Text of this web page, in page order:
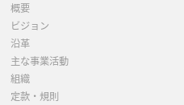
概要
ビジョン
沿革
主な事業活動
組織
定款・規則